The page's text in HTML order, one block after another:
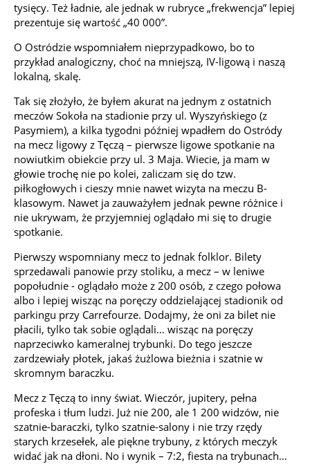
tysięcy. Też ładnie, ale jednak w rubryce „frekwencja” lepiej
prezentuje się wartość „40 000”.
O Ostródzie wspomniałem nieprzypadkowo, bo to
przykład analogiczny, choć na mniejszą, IV-ligową i naszą
lokalną, skalę.
Tak się złożyło, że byłem akurat na jednym z ostatnich
meczów Sokoła na stadionie przy ul. Wyszyńskiego (z
Pasymiem), a kilka tygodni później wpadłem do Ostródy
na mecz ligowy z Tęczą – pierwsze ligowe spotkanie na
nowiutkim obiekcie przy ul. 3 Maja. Wiecie, ja mam w
głowie trochę nie po kolei, zaliczam się do tzw.
piłkogłowych i cieszy mnie nawet wizyta na meczu B-
klasowym. Nawet ja zauważyłem jednak pewne różnice i
nie ukrywam, że przyjemniej oglądało mi się to drugie
spotkanie.
Pierwszy wspomniany mecz to jednak folklor. Bilety
sprzedawali panowie przy stoliku, a mecz – w leniwe
popołudnie - oglądało może z 200 osób, z czego połowa
albo i lepiej wisząc na poręczy oddzielającej stadionik od
parkingu przy Carrefourze. Dodajmy, że oni za bilet nie
płacili, tylko tak sobie oglądali… wisząc na poręczy
naprzeciwko kameralnej trybunki. Do tego jeszcze
zardzewiały płotek, jakaś żużlowa bieżnia i szatnie w
skromnym baraczku.
Mecz z Tęczą to inny świat. Wieczór, jupitery, pełna
profeska i tłum ludzi. Już nie 200, ale 1 200 widzów, nie
szatnie-baraczki, tylko szatnie-salony i nie trzy rzędy
starych krzesełek, ale piękne trybuny, z których meczyk
widać jak na dłoni. No i wynik – 7:2, fiesta na trybunach…